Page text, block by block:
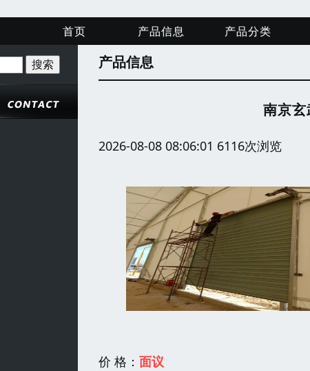
首页 产品信息 产品分类
产品信息
南京
2026-08-08 08:06:01 6116次浏览
价 格： 面议